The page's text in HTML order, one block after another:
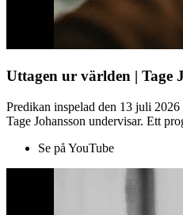
Uttagen ur världen | Tage
Predikan inspelad den 13 juli
Tage Johansson undervisar. Ett
Se på YouTube